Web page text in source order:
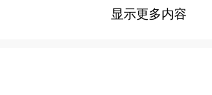
显示更多内容